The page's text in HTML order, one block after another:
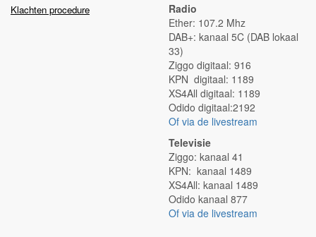
Klachten procedure
Radio
Ether: 107.2 Mhz
DAB+: kanaal 5C (DAB lokaal
33)
Ziggo digitaal: 916
KPN digitaal: 1189
XS4All digitaal: 1189
Odido digitaal:2192
Of via de livestream
Televisie
Ziggo: kanaal 41
KPN: kanaal 1489
XS4All: kanaal 1489
Odido kanaal 877
Of via de livestream